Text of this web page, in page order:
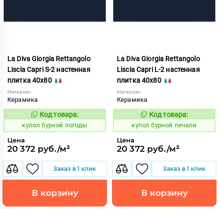
La Diva Giorgia Rettangolo
Liscia Capri S-2 настенная
плитка 40x80
Материал:
Керамика
844696
Код товара:
купол бурной погоды
Цена
20 372 руб./м²
Заказ в 1 клик
В корзину
La Diva Giorgia Rettangolo
Liscia Capri L-2 настенная
плитка 40x80
Материал:
Керамика
844695
Код товара:
купол бурной печали
Цена
20 372 руб./м²
Заказ в 1 клик
В корзину